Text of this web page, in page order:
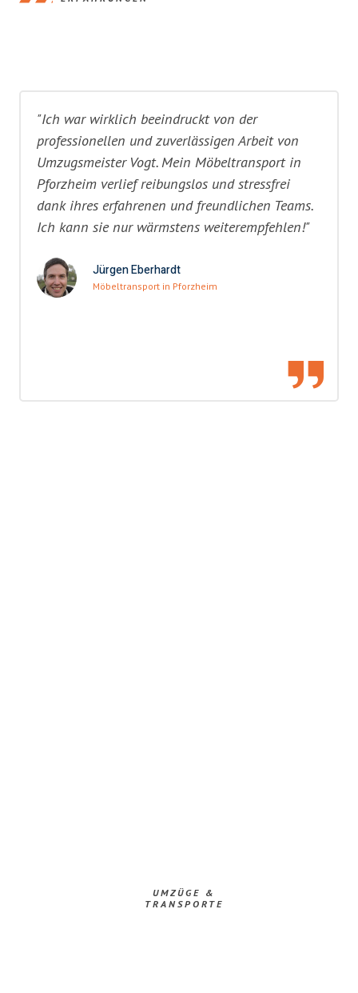
"Ich war wirklich beeindruckt von der
professionellen und zuverlässigen Arbeit von
Umzugsmeister Vogt. Mein Möbeltransport in
Pforzheim verlief reibungslos und stressfrei
dank ihres erfahrenen und freundlichen Teams.
Ich kann sie nur wärmstens weiterempfehlen!"
Jürgen Eberhardt
Möbeltransport in Pforzheim
UMZÜGE &
TRANSPORTE